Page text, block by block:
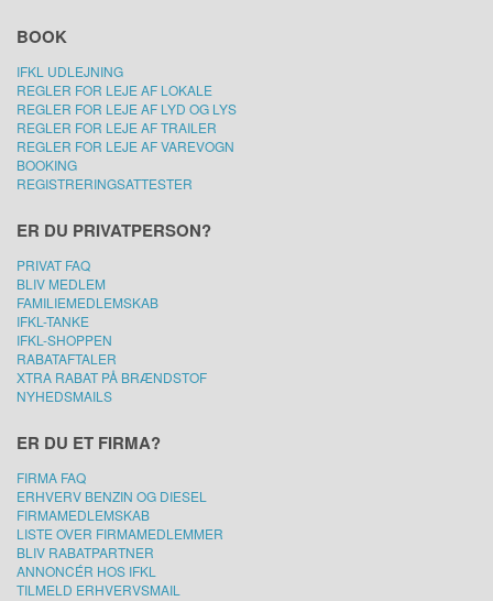
BOOK
IFKL UDLEJNING
REGLER FOR LEJE AF LOKALE
REGLER FOR LEJE AF LYD OG LYS
REGLER FOR LEJE AF TRAILER
REGLER FOR LEJE AF VAREVOGN
BOOKING
REGISTRERINGSATTESTER
ER DU PRIVATPERSON?
PRIVAT FAQ
BLIV MEDLEM
FAMILIEMEDLEMSKAB
IFKL-TANKE
IFKL-SHOPPEN
RABATAFTALER
XTRA RABAT PÅ BRÆNDSTOF
NYHEDSMAILS
ER DU ET FIRMA?
FIRMA FAQ
ERHVERV BENZIN OG DIESEL
FIRMAMEDLEMSKAB
LISTE OVER FIRMAMEDLEMMER
BLIV RABATPARTNER
ANNONCÉR HOS IFKL
TILMELD ERHVERVSMAIL